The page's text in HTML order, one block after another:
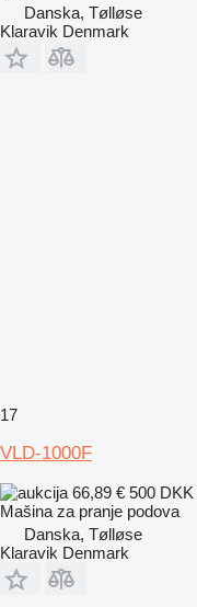
Danska, Tølløse
Klaravik Denmark
17
VLD-1000F
66,89 € 500 DKK
Mašina za pranje podova
Danska, Tølløse
Klaravik Denmark